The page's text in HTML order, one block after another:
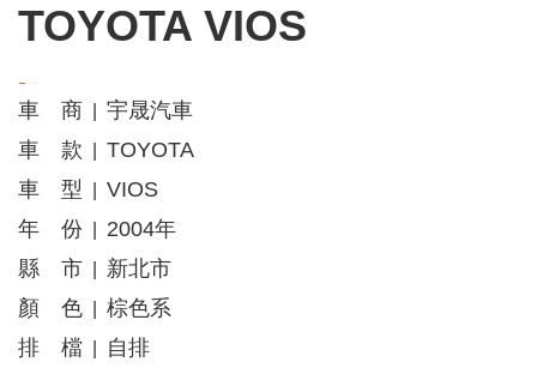
TOYOTA VIOS
車 商
宇晟汽車
車 款
TOYOTA
車 型
VIOS
年 份
2004年
縣 市
新北市
顏 色
棕色系
排 檔
自排